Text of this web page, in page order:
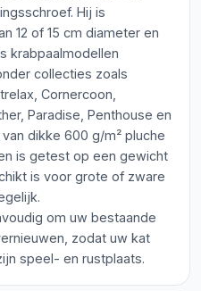
Hij is
12 of 15 cm diameter en
krabpaalmodellen
collecties zoals
Cornercoon,
Paradise, Penthouse en
dikke 600 g/m² pluche
is getest op een gewicht
is voor grote of zware
om uw bestaande
zodat uw kat
speel- en rustplaats.